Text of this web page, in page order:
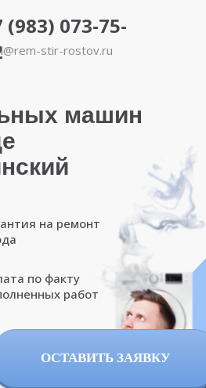
машин
на ремонт
по факту
работ
(983) 073-75-
stir-rostov.ru
ОСТАВИТЬ ЗАЯВКУ